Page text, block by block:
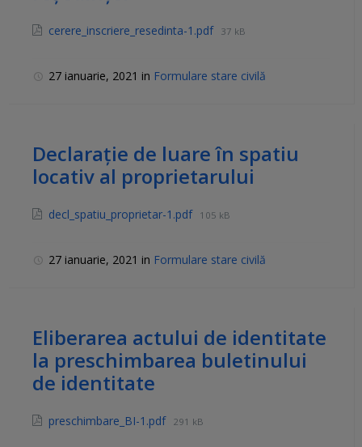
cerere_inscriere_resedinta-1.pdf 37 kB
27 ianuarie, 2021 in Formulare stare civilă
Declarație de luare în spatiu
locativ al proprietarului
decl_spatiu_proprietar-1.pdf 105 kB
27 ianuarie, 2021 in Formulare stare civilă
Eliberarea actului de identitate
la preschimbarea buletinului
de identitate
preschimbare_BI-1.pdf 291 kB